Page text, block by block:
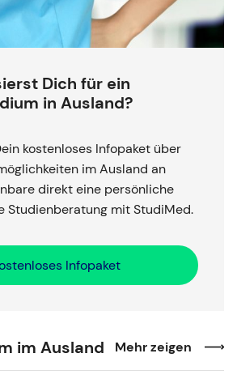
Dich für ein
in Ausland?
kostenloses Infopaket über
im Ausland an
direkt eine persönliche
Studienberatung mit StudiMed.
Infopaket
im Ausland Mehr zeigen